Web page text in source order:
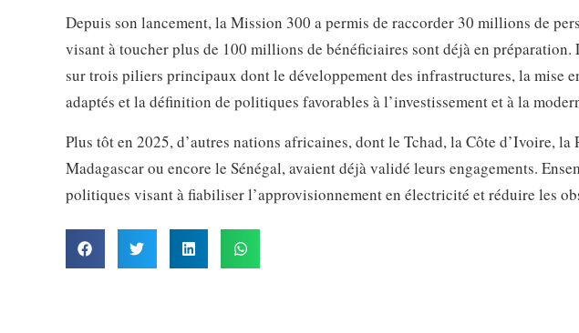
Depuis son lancement, la Mission 300 a permis de raccorder 30 millions de
visant à toucher plus de 100 millions de bénéficiaires sont déjà en préparation.
sur trois piliers principaux dont le développement des infrastructures, la mise
adaptés et la définition de politiques favorables à l’investissement et à la
Plus tôt en 2025, d’autres nations africaines, dont le Tchad, la Côte d’Ivoire,
Madagascar ou encore le Sénégal, avaient déjà validé leurs engagements.
politiques visant à fiabiliser l’approvisionnement en électricité et réduire les